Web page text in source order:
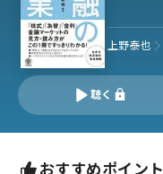
上野泰也
聴く
おすすめポイント